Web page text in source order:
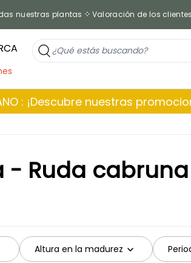
nuestras plantas Valoración de los
: ¡Descubre nuestras
- Ruda cabruna
Altura en la madurez